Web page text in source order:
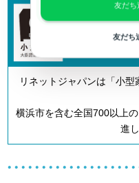
リネットジャパンは「小
横浜市を含む全国700以上
進
友だち
友だち